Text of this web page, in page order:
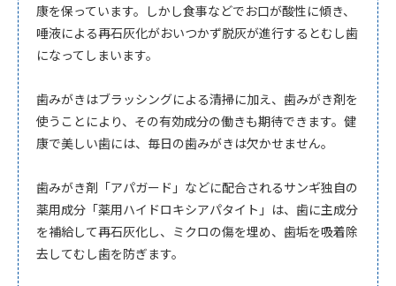
康を保っています。しかし食事などでお口が酸性に傾き、
唾液による再石灰化がおいつかず脱灰が進行するとむし歯
になってしまいます。
歯みがきはブラッシングによる清掃に加え、歯みがき剤を
使うことにより、その有効成分の働きも期待できます。健
康で美しい歯には、毎日の歯みがきは欠かせません。
歯みがき剤「アパガード」などに配合されるサンギ独自の
薬用成分「薬用ハイドロキシアパタイト」は、歯に主成分
を補給して再石灰化し、ミクロの傷を埋め、歯垢を吸着除
去してむし歯を防ぎます。